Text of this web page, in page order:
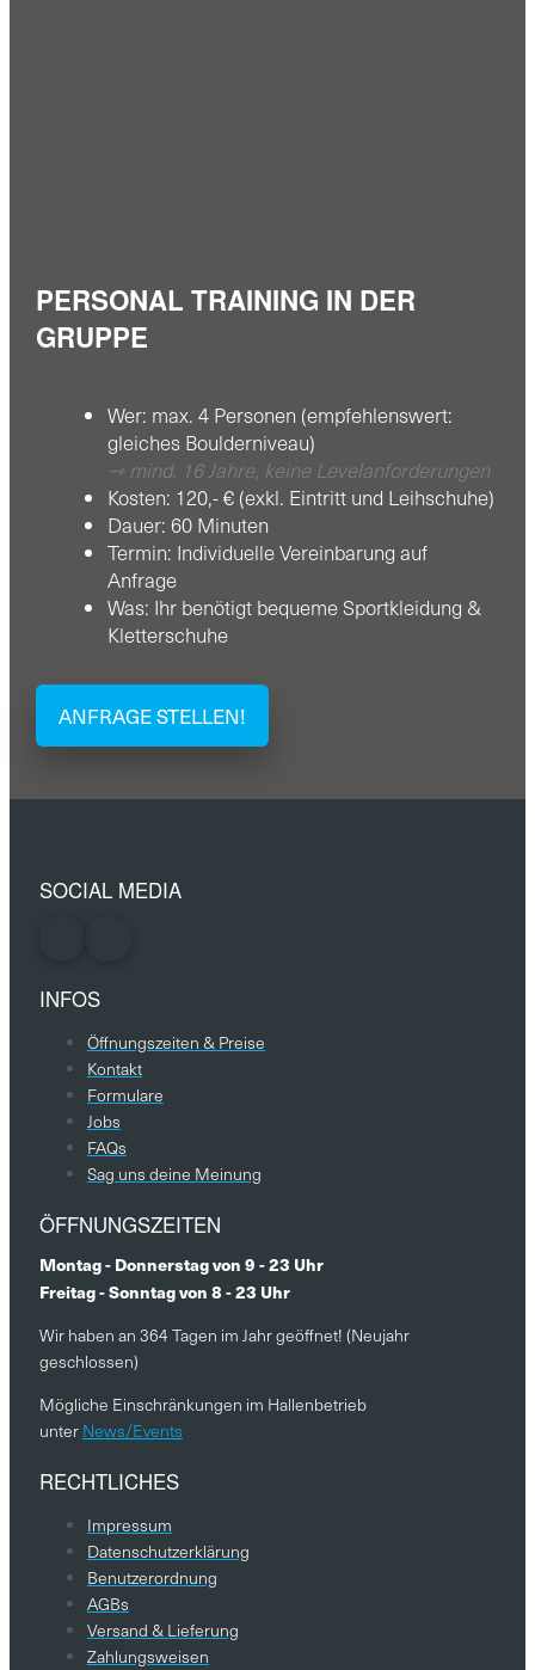
PERSONAL TRAINING IN DER
GRUPPE
Wer: max. 4 Personen (empfehlenswert:
gleiches Boulderniveau)
⇾ mind. 16 Jahre, keine Levelanforderungen
Kosten: 120,- € (exkl. Eintritt und Leihschuhe)
Dauer: 60 Minuten
Termin: Individuelle Vereinbarung auf
Anfrage
Was: Ihr benötigt bequeme Sportkleidung &
Kletterschuhe
ANFRAGE STELLEN!
SOCIAL MEDIA
INFOS
Öffnungszeiten & Preise
Kontakt
Formulare
Jobs
FAQs
Sag uns deine Meinung
ÖFFNUNGSZEITEN
Montag - Donnerstag von 9 - 23 Uhr
Freitag - Sonntag von 8 - 23 Uhr
Wir haben an 364 Tagen im Jahr geöffnet! (Neujahr
geschlossen)
Mögliche Einschränkungen im Hallenbetrieb
unter News/Events
RECHTLICHES
Impressum
Datenschutzerklärung
Benutzerordnung
AGBs
Versand & Lieferung
Zahlungsweisen